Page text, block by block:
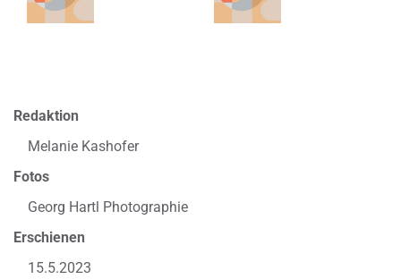
Redaktion
Melanie Kashofer
Fotos
Georg Hartl Photographie
Erschienen
15.5.2023